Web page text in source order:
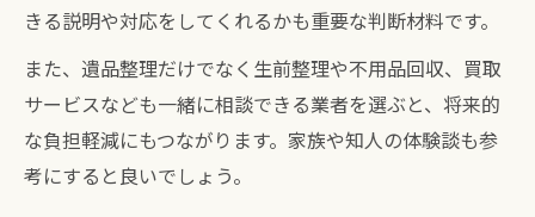
きる説明や対応をしてくれるかも重要な判断材料です。
また、遺品整理だけでなく生前整理や不用品回収、買取
サービスなども一緒に相談できる業者を選ぶと、将来的
な負担軽減にもつながります。家族や知人の体験談も参
考にすると良いでしょう。